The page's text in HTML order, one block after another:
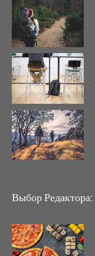
Выбор Редактора: